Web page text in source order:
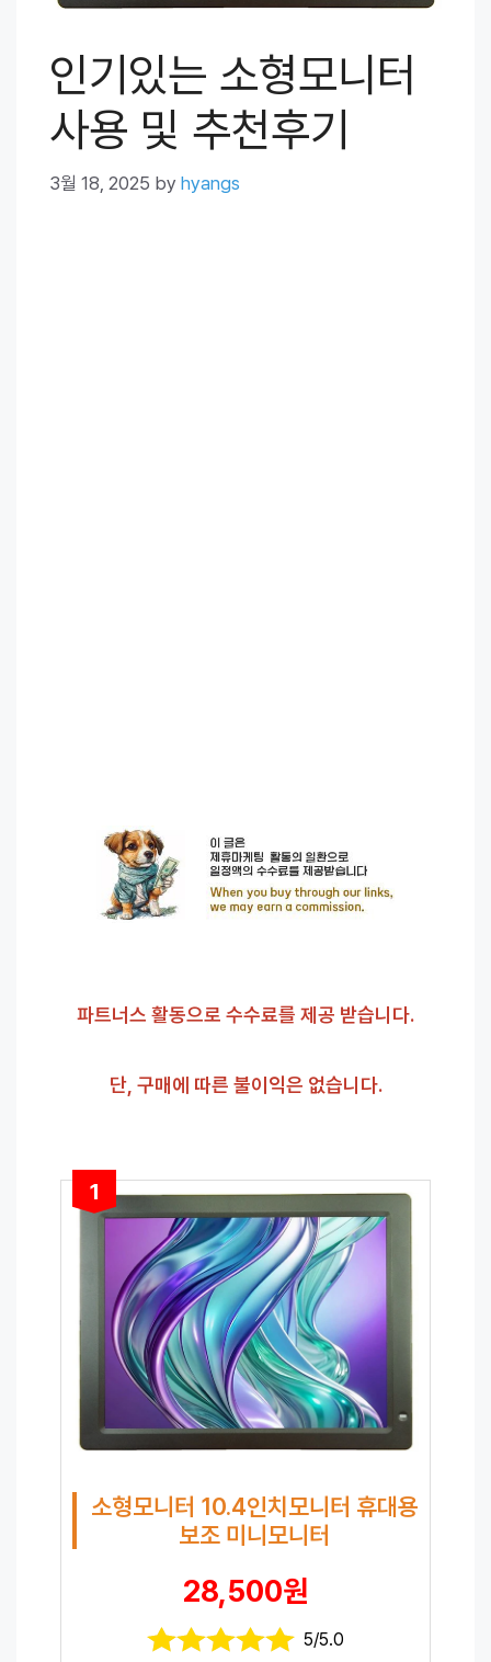
인기있는 소형모니터
사용 및 추천후기
3월 18, 2025 by hyangs
파트너스 활동으로 수수료를 제공 받습니다.
단, 구매에 따른 불이익은 없습니다.
1
소형모니터 10.4인치모니터 휴대용
보조 미니모니터
28,500원
5/5.0